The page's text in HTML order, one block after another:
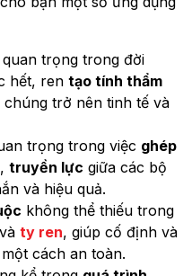
trọng trong đời
hết, ren tạo tính thẩm
trở nên tinh tế và
trọng trong việc ghép
truyền lực giữa các bộ
và hiệu quả.
không thể thiếu trong
ty ren, giúp cố định và
cách an toàn.